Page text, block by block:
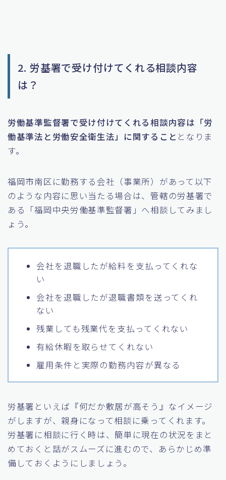
2. 労基署で受け付けてくれる相談内容
は？
労働基準監督署で受け付けてくれる相談内容は「労
働基準法と労働安全衛生法」に関すること となりま
す。
福岡市南区に勤務する会社（事業所）があって以下
のような内容に思い当たる場合は、管轄の労基署で
ある「福岡中央労働基準監督署」へ相談してみまし
ょう。
会社を退職したが給料を支払ってくれな
い
会社を退職したが退職書類を送ってくれ
ない
残業しても残業代を支払ってくれない
有給休暇を取らせてくれない
雇用条件と実際の勤務内容が異なる
労基署といえば『何だか敷居が高そう』なイメージ
がしますが、親身になって相談に乗ってくれます。
労基署に相談に行く時は、簡単に現在の状況をまと
めておくと話がスムーズに進むので、あらかじめ準
備しておくようにしましょう。